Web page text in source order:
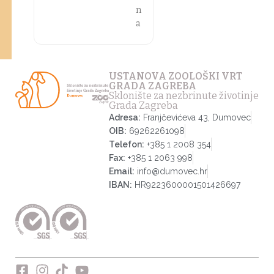
n
a
USTANOVA ZOOLOŠKI VRT
GRADA ZAGREBA
Sklonište za nezbrinute životinje
Grada Zagreba
Adresa: Franjčevićeva 43, Dumovec
OIB: 69262261098
Telefon: +385 1 2008 354
Fax: +385 1 2063 998
Email: info@dumovec.hr
IBAN: HR9223600001501426697